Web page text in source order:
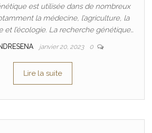
est utilisée dans de nombreux
la médecine, l’agriculture, la
et l’écologie. La recherche génétique…
janvier 20, 2023 0
Lire la suite